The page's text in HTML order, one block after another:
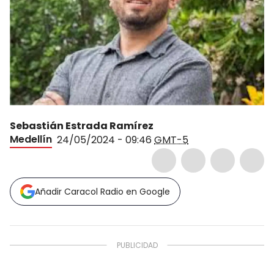
Sebastián Estrada Ramírez
Medellín 24/05/2024 - 09:46 GMT-5
Añadir Caracol Radio en Google